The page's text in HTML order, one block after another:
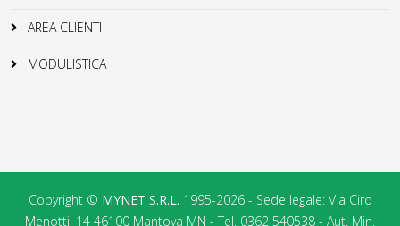
AREA CLIENTI
MODULISTICA
Copyright © MYNET S.R.L. 1995-2026 - Sede legale: Via Ciro
Menotti, 14 46100 Mantova MN - Tel. 0362 540538 - Aut. Min.